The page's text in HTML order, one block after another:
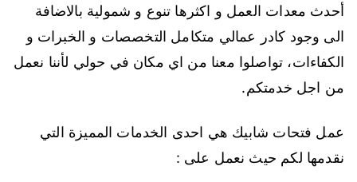
أحدث معدات العمل و اكثرها تنوع و شمولية بالاضافة
الى وجود كادر عمالي متكامل التخصصات و الخبرات و
الكفاءات، تواصلوا معنا من اي مكان في حولي لأننا نعمل
من اجل خدمتكم.
عمل فتحات شابيك هي احدى الخدمات المميزة التي
نقدمها لكم حيث نعمل على :